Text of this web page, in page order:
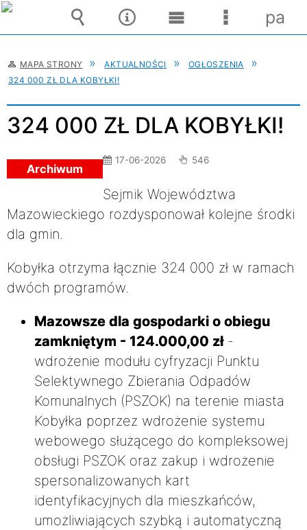
MAPA STRONY AKTUALNOŚCI
OGŁOSZENIA
324 000 ZŁ DLA KOBYŁKI!
324 000 ZŁ DLA KOBYŁKI!
Archiwum
17-06-2026 546
Sejmik Województwa
Mazowieckiego rozdysponował kolejne środki
dla gmin.
Kobyłka otrzyma łącznie 324 000 zł w ramach
dwóch programów.
Mazowsze dla gospodarki o obiegu
zamkniętym - 124.000,00 zł-
wdrożenie modułu cyfryzacji Punktu
Selektywnego Zbierania Odpadów
Komunalnych (PSZOK) na terenie miasta
Kobyłka poprzez wdrożenie systemu
webowego służącego do kompleksowej
obsługi PSZOK oraz zakup i wdrożenie
spersonalizowanych kart
identyfikacyjnych dla mieszkańców,
umożliwiających szybką i automatyczną
Wyszukiwarka
Narzędzia
Menu
główne
Menu